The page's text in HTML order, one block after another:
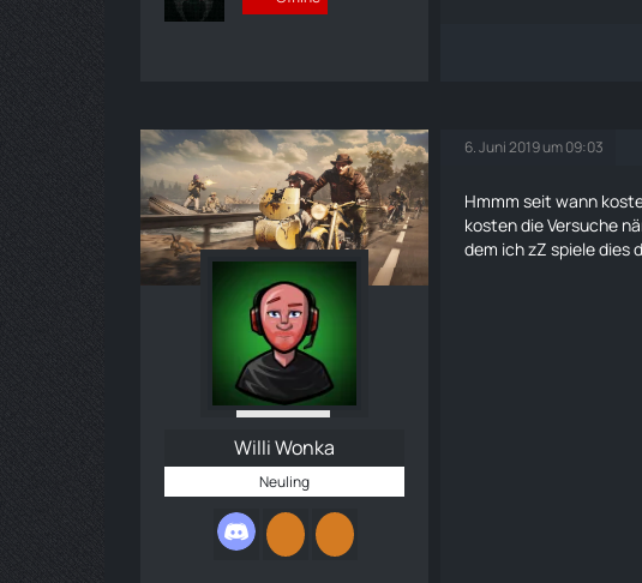
Willi Wonka
Neuling
6. Juni 2019 um 09:03
Hmmm seit wann
kosten die Versuche
dem ich zZ spiele dies